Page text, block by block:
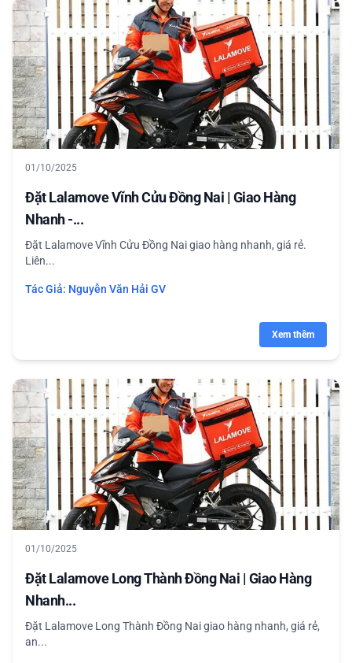
01/10/2025
Đặt Lalamove Vĩnh Cửu Đồng Nai | Giao Hàng
Nhanh -...
Đặt Lalamove Vĩnh Cửu Đồng Nai giao hàng nhanh, giá rẻ.
Liên...
Tác Giả: Nguyễn Văn Hải GV
Xem thêm
01/10/2025
Đặt Lalamove Long Thành Đồng Nai | Giao Hàng
Nhanh...
Đặt Lalamove Long Thành Đồng Nai giao hàng nhanh, giá rẻ,
an...